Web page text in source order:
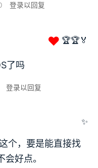
登录以回复
❤ 🏆🏆🏅
了吗
登录以回复
✨
个，要是能直接找
好点。